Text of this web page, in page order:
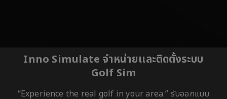
Inno Simulate จำหน่ายเเละติดตั้งระบบ
Golf Sim
“Experience the real golf in your area ” รับออกแบบ